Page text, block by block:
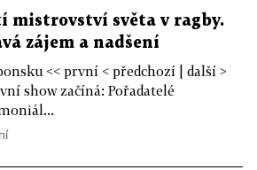
mistrovství světa v ragby.
zájem a nadšení
<< první < předchozí | další >
show začíná: Pořadatelé